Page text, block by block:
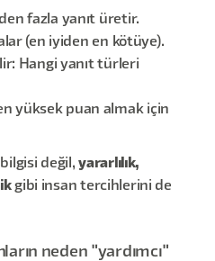
fazla yanıt üretir.
(en iyiden en kötüye).
Hangi yanıt türleri
yüksek puan almak için
bilgisi değil,yararlılık,
gibi insan tercihlerini de
neden "yardımcı"